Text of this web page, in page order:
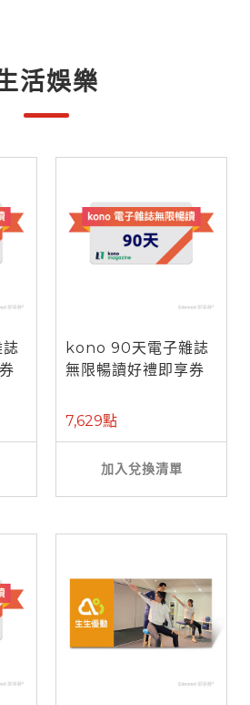
活娛樂
kono 90天電子雜誌
無限暢讀好禮即享券
7,629點
加入兌換清單